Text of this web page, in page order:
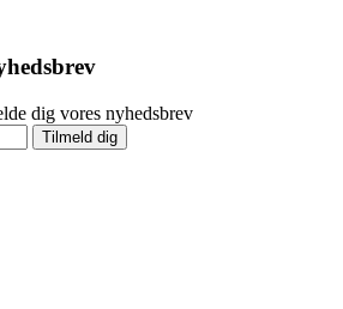
dig vores nyhedsbrev
Tilmeld dig